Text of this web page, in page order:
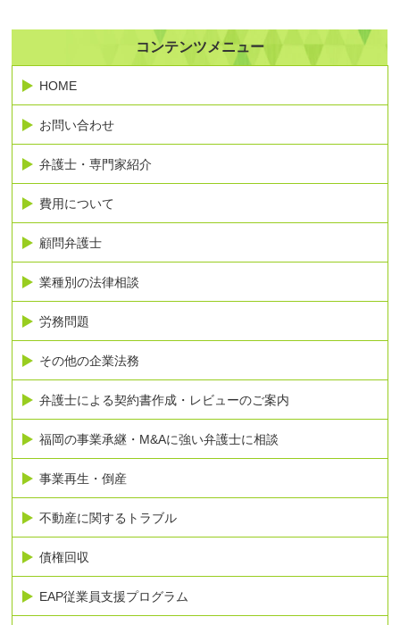
コンテンツメニュー
HOME
お問い合わせ
弁護士・専門家紹介
費用について
顧問弁護士
業種別の法律相談
労務問題
その他の企業法務
弁護士による契約書作成・レビューのご案内
福岡の事業承継・M&Aに強い弁護士に相談
事業再生・倒産
不動産に関するトラブル
債権回収
EAP従業員支援プログラム